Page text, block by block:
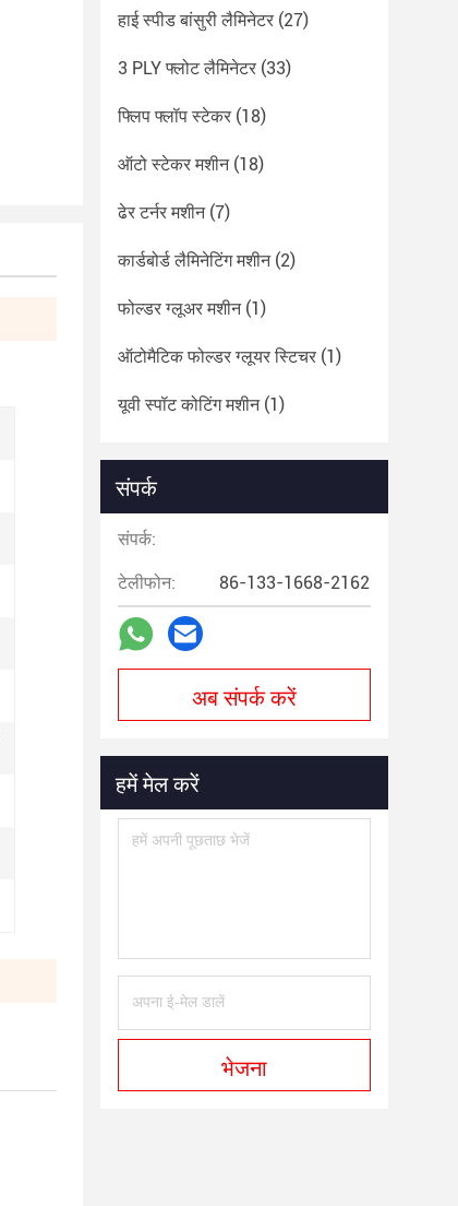
हाई स्पीड बांसुरी लैमिनेटर (27)
3 PLY फ्लोट लैमिनेटर (33)
फ्लिप फ्लॉप स्टेकर (18)
ऑटो स्टेकर मशीन(18)
ढेर टर्नर मशीन(7)
कार्डबोर्ड लैमिनेटिंग मशीन(2)
फोल्डर ग्लूअर मशीन(1)
ऑटोमैटिक फोल्डर ग्लूयर स्टिचर (1)
यूवी स्पॉट कोटिंग मशीन(1)
संपर्क
संपर्क:
टेलीफोन: 86-133-1668-2162
अब संपर्क करें
हमें मेल करें
भेजना